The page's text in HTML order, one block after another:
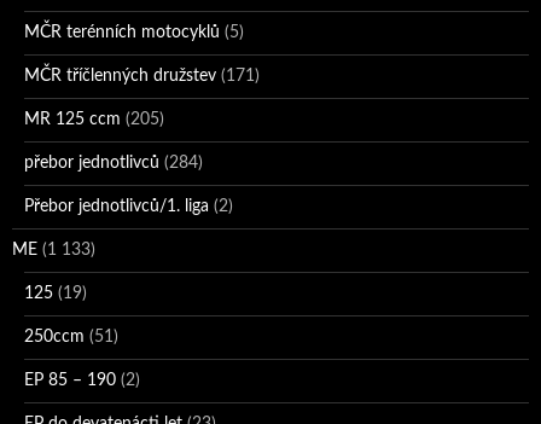
MČR terénních motocyklů (5)
MČR tříčlenných družstev (171)
MR 125 ccm (205)
přebor jednotlivců (284)
Přebor jednotlivců/1. liga (2)
ME (1 133)
125 (19)
250ccm (51)
EP 85 – 190 (2)